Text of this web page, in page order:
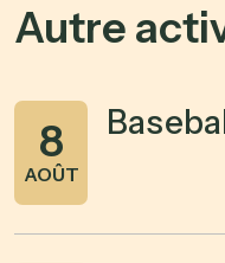
Autre
8
AOÛT